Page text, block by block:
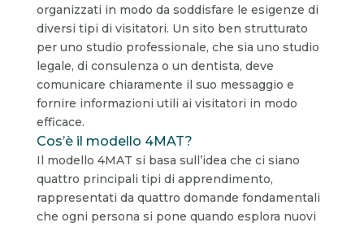
organizzati in modo da soddisfare le esigenze di
diversi tipi di visitatori. Un sito ben strutturato
per uno studio professionale, che sia uno studio
legale, di consulenza o un dentista, deve
comunicare chiaramente il suo messaggio e
fornire informazioni utili ai visitatori in modo
efficace.
Cos’è il modello 4MAT?
Il modello 4MAT si basa sull’idea che ci siano
quattro principali tipi di apprendimento,
rappresentati da quattro domande fondamentali
che ogni persona si pone quando esplora nuovi